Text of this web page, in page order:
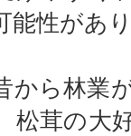
能性があ
から林業
松茸の大